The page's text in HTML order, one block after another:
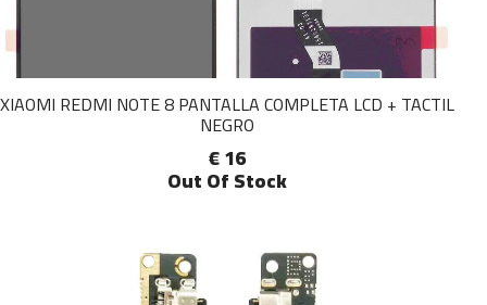
XIAOMI REDMI NOTE 8 PANTALLA COMPLETA LCD + TACTIL
NEGRO
€ 16
Out Of Stock